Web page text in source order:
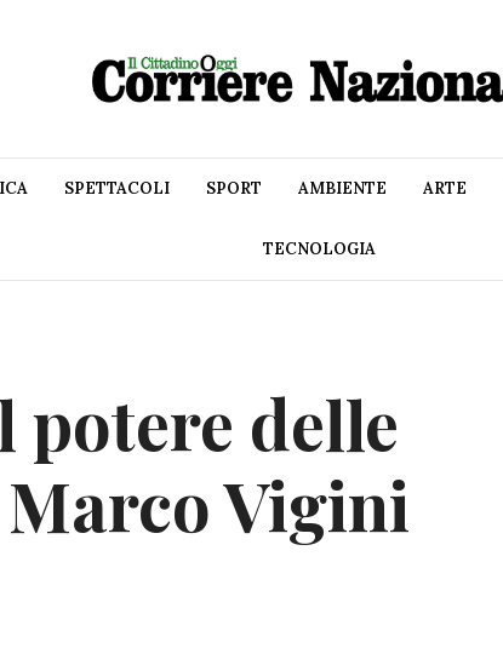
SPETTACOLI SPORT AMBIENTE ARTE
TECNOLOGIA
delle
Vigini